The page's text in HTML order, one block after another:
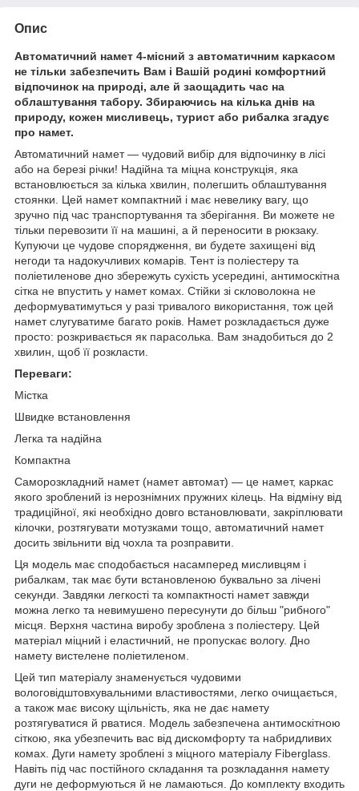
Опис
Автоматичний намет 4-місний з автоматичним каркасом
не тільки забезпечить Вам і Вашій родині комфортний
відпочинок на природі, але й заощадить час на
облаштування табору. Збираючись на кілька днів на
природу, кожен мисливець, турист або рибалка згадує
про намет.
Автоматичний намет — чудовий вибір для відпочинку в лісі
або на березі річки! Надійна та міцна конструкція, яка
встановлюється за кілька хвилин, полегшить облаштування
стоянки. Цей намет компактний і має невелику вагу, що
зручно під час транспортування та зберігання. Ви можете не
тільки перевозити її на машині, а й переносити в рюкзаку.
Купуючи це чудове спорядження, ви будете захищені від
негоди та надокучливих комарів. Тент із поліестеру та
поліетиленове дно збережуть сухість усередині, антимоскітна
сітка не впустить у намет комах. Стійки зі скловолокна не
деформуватимуться у разі тривалого використання, тож цей
намет слугуватиме багато років. Намет розкладається дуже
просто: розкривається як парасолька. Вам знадобиться до 2
хвилин, щоб її розкласти.
Переваги:
Містка
Швидке встановлення
Легка та надійна
Компактна
Саморозкладний намет (намет автомат) — це намет, каркас
якого зроблений із нерознімних пружних кілець. На відміну від
традиційної, які необхідно довго встановлювати, закріплювати
кілочки, розтягувати мотузками тощо, автоматичний намет
досить звільнити від чохла та розправити.
Ця модель має сподобається насамперед мисливцям і
рибалкам, так має бути встановленою буквально за лічені
секунди. Завдяки легкості та компактності намет завжди
можна легко та невимушено пересунути до більш "рибного"
місця. Верхня частина виробу зроблена з поліестеру. Цей
матеріал міцний і еластичний, не пропускає вологу. Дно
намету вистелене поліетиленом.
Цей тип матеріалу знаменується чудовими
вологовідштовхувальними властивостями, легко очищається,
а також має високу щільність, яка не дає намету
розтягуватися й рватися. Модель забезпечена антимоскітною
сіткою, яка убезпечить вас від дискомфорту та набридливих
комах. Дуги намету зроблені з міцного матеріалу Fiberglass.
Навіть під час постійного складання та розкладання намету
дуги не деформуються й не ламаються. До комплекту входить